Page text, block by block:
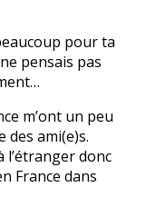
pour ta
pensais pas
m’ont un peu
des ami(e)s.
l’étranger donc
France dans